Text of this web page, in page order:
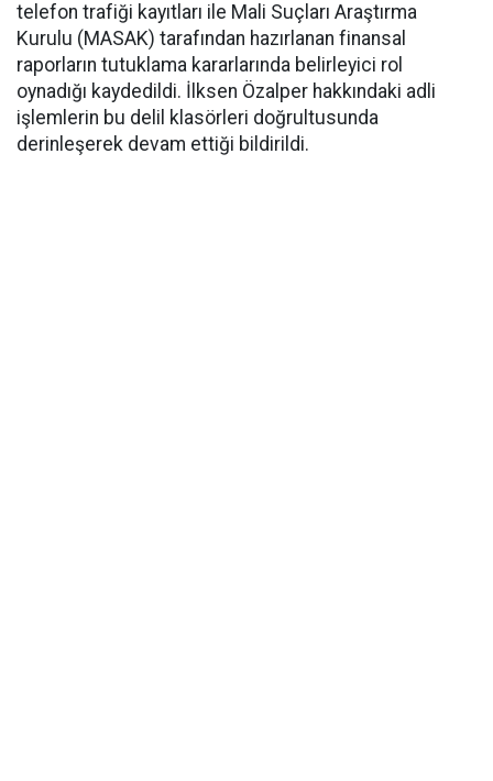
telefon trafiği kayıtları ile Mali Suçları Araştırma
Kurulu (MASAK) tarafından hazırlanan finansal
raporların tutuklama kararlarında belirleyici rol
oynadığı kaydedildi. İlksen Özalper hakkındaki adli
işlemlerin bu delil klasörleri doğrultusunda
derinleşerek devam ettiği bildirildi.